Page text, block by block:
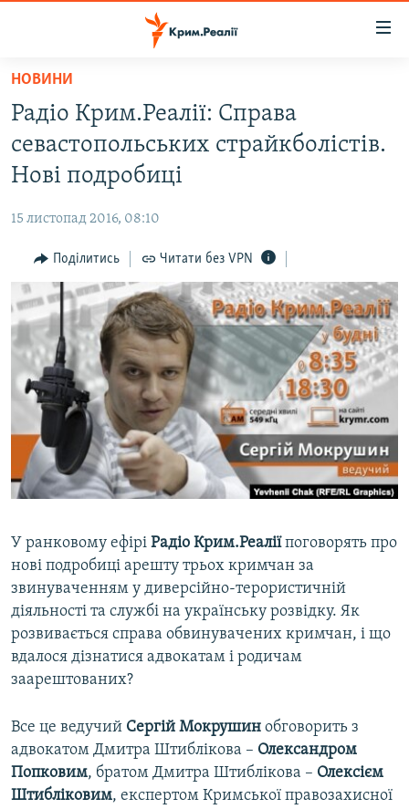
Перейти
основного
матеріалу
Перейти
до
основної
Перейти
пошуку
ВОДА.КРИМ
ВІДЕО ТА ФОТО
БЛОГИ
ПОГЛЯД
ІНТЕРВ'Ю
ВСЕ ЗА ДЕНЬ
СПЕЦПРОЕКТИ
ДЕПОРТАЦІЯ
ВІДЕОУРОКИ «ELIFBE»
СВІДЧЕННЯ ОКУПАЦІЇ
УКРАЇНСЬКА ПРОБЛЕМА КРИМУ
ЯК ОБІЙТИ БЛОКУВАННЯ
Русский
Qırımtatar
Усі сайти RFE/RL
НОВИНИ
Радіо Крим.Реалії: Справа
севастопольських страйкболістів.
Нові подробиці
15 листопад 2016, 08:10
Поділитись Читати без VPN
У ранковому ефірі Радіо Крим.Реаліїпоговорять про
нові подробиці арешту трьох кримчан за
звинуваченням у диверсійно-терористичній
діяльності та службі на українську розвідку. Як
розвивається справа обвинувачених кримчан, і що
вдалося дізнатися адвокатам і родичам
заарештованих?
Все це ведучий Сергій Мокрушин обговорить з
адвокатом Дмитра Штиблікова – Олександром
Попковим, братом Дмитра Штиблікова – Олексієм
Штибліковим, експертом Кримської правозахисної